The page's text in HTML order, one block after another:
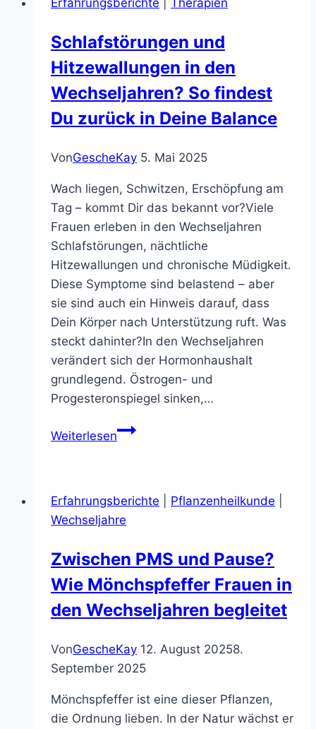
–
On-
Off-
Beziehung
seit
der
Schlafstörungen und
Hitzewallungen in den
Wechseljahren? So findest
Du zurück in Deine Balance
VonGescheKay 5. Mai 2025
Wach liegen, Schwitzen, Erschöpfung am
Tag – kommt Dir das bekannt vor?Viele
Frauen erleben in den Wechseljahren
Schlafstörungen, nächtliche
Hitzewallungen und chronische Müdigkeit.
Diese Symptome sind belastend – aber
sie sind auch ein Hinweis darauf, dass
Dein Körper nach Unterstützung ruft. Was
steckt dahinter?In den Wechseljahren
verändert sich der Hormonhaushalt
grundlegend. Östrogen- und
Progesteronspiegel sinken,…
WeiterlesenSchlafstörungen
den
Wechseljahren?
findest
Du
zurück
in
Balance
Erfahrungsberichte Pflanzenheilkunde
Wechseljahre
Zwischen PMS und Pause?
Wie Mönchspfeffer Frauen in
den Wechseljahren begleitet
VonGescheKay 12. August 20258.
September 2025
Mönchspfeffer ist eine dieser Pflanzen,
die Ordnung lieben. In der Natur wächst er